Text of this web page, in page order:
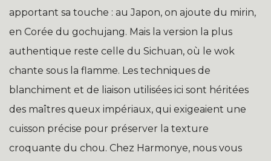
apportant sa touche : au Japon, on ajoute du mirin,
en Corée du gochujang. Mais la version la plus
authentique reste celle du Sichuan, où le wok
chante sous la flamme. Les techniques de
blanchiment et de liaison utilisées ici sont héritées
des maîtres queux impériaux, qui exigeaient une
cuisson précise pour préserver la texture
croquante du chou. Chez Harmonye, nous vous